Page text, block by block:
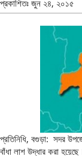
প্রকাশিতঃ জুন ২৪, ২০১৫
প্রতিনিধি, বগুড়া: সদর
বাঁধা লাশ উদ্ধার করা